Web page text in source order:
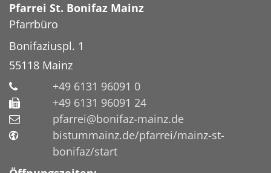
Pfarrei St. Bonifaz Mainz
Pfarrbüro
Bonifaziuspl. 1
55118 Mainz
+49 6131 96091 0
+49 6131 96091 24
pfarrei@bonifaz-mainz.de
bistummainz.de/pfarrei/mainz-st-
bonifaz/start